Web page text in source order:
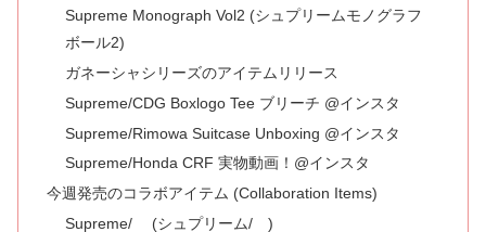
Supreme Monograph Vol2 (シュプリームモノグラフ
ボール2)
ガネーシャシリーズのアイテムリリース
Supreme/CDG Boxlogo Tee ブリーチ @インスタ
Supreme/Rimowa Suitcase Unboxing @インスタ
Supreme/Honda CRF 実物動画！@インスタ
今週発売のコラボアイテム (Collaboration Items)
Supreme/ (シュプリーム/ )